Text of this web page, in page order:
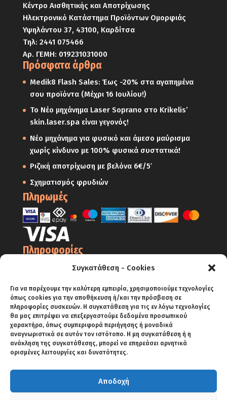
Συγκατάθεση - Cookies
Για να παρέχουμε την καλύτερη εμπειρία, χρησιμοποιούμε τεχνολογίες
όπως cookies για την αποθήκευση ή/και την πρόσβαση σε
πληροφορίες συσκευών. Η συγκατάθεση για τις εν λόγω τεχνολογίες
θα μας επιτρέψει να επεξεργαστούμε δεδομένα προσωπικού
χαρακτήρα, όπως συμπεριφορά περιήγησης ή μοναδικά
αναγνωριστικά σε αυτόν τον ιστότοπο. Η μη συγκατάθεση ή η
ανάκληση της συγκατάθεσης, μπορεί να επηρεάσει αρνητικά
ορισμένες λειτουργίες και δυνατότητες.
Αποδοχή
Κέντρο Αισθητικής και Αποτρίχωσης
Ηλεκτρονικό Κατάστημα Προϊόντων Ομορφιάς
Υψηλάντου 37, 43100, Καρδίτσα
Τηλ: 2441 075466
Αρ. ΓΕΜΗ: 019231031000
Πρόσφατα άρθρα
Medik8 Flash Sales: Έως -20% στα αγαπημένα
σου προϊόντα (Μέχρι 16 Ιουλίου!)
Το Νέο μηχάνημα Laser Soprano στο Krikelis’
skin.laser.spa είναι γεγονός!
Νέο μηχάνημα για φυσικό και άμεσο μαύρισμα
χωρίς κίνδυνο με 100% φυσικά συστατικά!
Ριζική αποτρίχωση με βελόνα 6€/5′
Σχηματισμός φρυδιών
Πληρωμές
Πληροφορίες
Ο Λογαριασμός μου
Όροι Χρήσης
Πολιτική Απορρήτου – Cookies
Πολιτική Επιστροφών
Αποστολές
Πληρωμές
ΑΡΧΙΚΗ SHOP BLOG ΕΠΙΚΟΙΝΩΝΙΑ